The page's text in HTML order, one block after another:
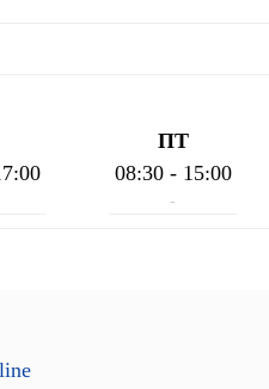
ПТ
08:30 - 15:00
-